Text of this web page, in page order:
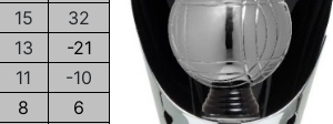
15
32
13
-21
11
-10
8
6